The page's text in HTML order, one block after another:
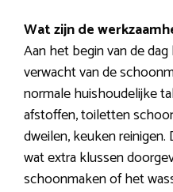
Wat zijn de
Aan het begin van de
verwacht van de
normale huishoudelijke
afstoffen, toiletten
dweilen, keuken
wat extra klussen
schoonmaken of het